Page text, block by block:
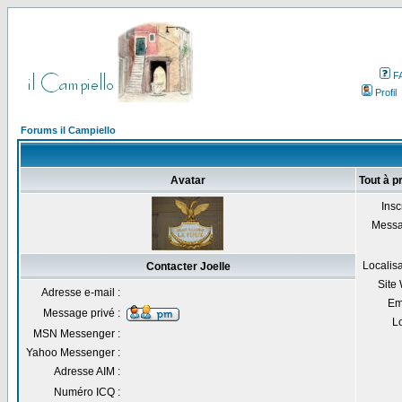
Profil
Forums il Campiello
Avatar Tout à
Site
Contacter Joelle
Adresse e-mail :
Message privé :
MSN Messenger :
Yahoo Messenger :
Adresse AIM :
Numéro ICQ :